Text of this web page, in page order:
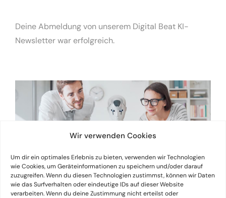
Wir verwenden Cookies
Um dir ein optimales Erlebnis zu bieten, verwenden wir Technologien
wie Cookies, um Geräteinformationen zu speichern und/oder darauf
zuzugreifen. Wenn du diesen Technologien zustimmst, können wir Daten
wie das Surfverhalten oder eindeutige IDs auf dieser Website
verarbeiten. Wenn du deine Zustimmung nicht erteilst oder
Deine Abmeldung von unserem Digital Beat KI-
Newsletter war erfolgreich.